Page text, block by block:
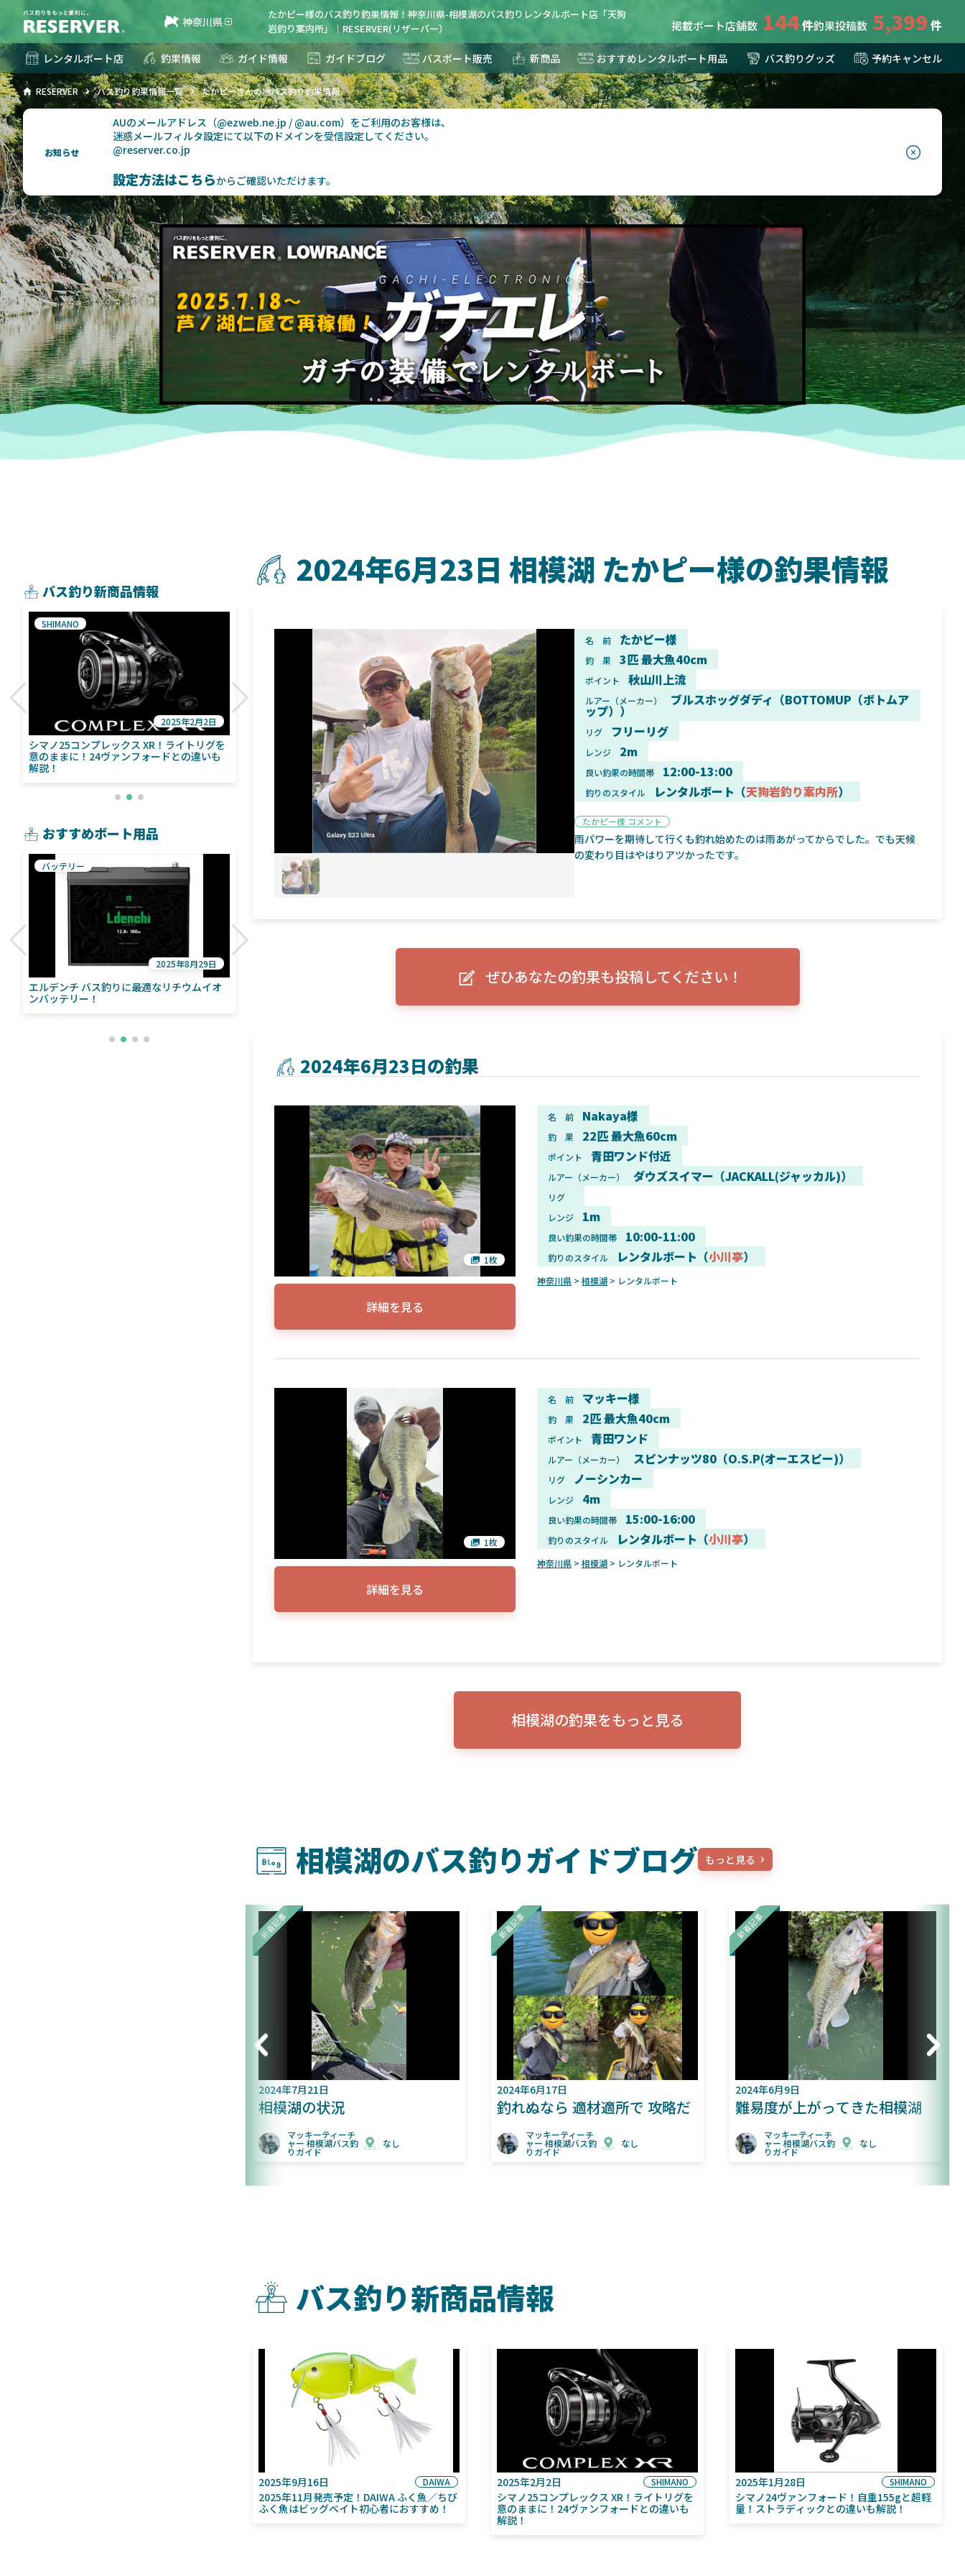
神奈川県
たかピー様のバス釣り釣果情報！神奈川県-相模湖のバス釣りレンタルボート店「天狗
岩釣り案内所」｜RESERVER(リザーバー）
掲載ボート店舗数 144 釣果投稿数 5,399
レンタルボート店 釣果情報 ガイド情報 ガイドブログ バスボート販売 新商品 おすすめレンタルボート用品 バス釣りグッズ 予約キャンセル
RESERVER バス釣り釣果情報一覧 たかピーさんの地バス釣り釣果情報
お知らせ
AUのメールアドレス（@ezweb.ne.jp / @au.com）をご利用のお客様は、
迷惑メールフィルタ設定にて以下のドメインを受信設定してください。
@reserver.co.jp
設定方法はこちらからご確認いただけます。
2024年6月23日 相模湖 たかピー様の釣果情報
名 前 たかピー様
釣 果 3匹 最大魚40cm
ポイント 秋山川上流
ルアー（メーカー） ブルスホッグダディ（BOTTOMUP（ボトムア
ップ））
リグ フリーリグ
レンジ 2m
良い釣果の時間帯 12:00-13:00
釣りのスタイル レンタルボート（天狗岩釣り案内所）
たかピー様 コメント
雨パワーを期待して行くも釣れ始めたのは雨あがってからでした。でも天候
の変わり目はやはりアツかったです。
ぜひあなたの釣果も投稿してください！
2024年6月23日の釣果
1枚
名 前 Nakaya様
釣 果 22匹 最大魚60cm
ポイント 青田ワンド付近
ルアー（メーカー） ダウズスイマー（JACKALL(ジャッカル)）
リグ
レンジ
1m
良い釣果の時間帯 10:00-11:00
釣りのスタイル レンタルボート（小川亭）
神奈川県 > 相模湖 > レンタルボート
詳細を見る
1枚
名 前 マッキー様
釣 果 2匹 最大魚40cm
ポイント 青田ワンド
ルアー（メーカー） スピンナッツ80（O.S.P(オーエスピー)）
リグ ノーシンカー
レンジ 4m
良い釣果の時間帯 15:00-16:00
釣りのスタイル レンタルボート（小川亭）
神奈川県 > 相模湖 > レンタルボート
詳細を見る
相模湖の釣果をもっと見る
相模湖のバス釣りガイドブログ もっと見る
2024年7月21日
相模湖の状況
マッキーティーチ
ャー 相模湖バス釣
りガイド
なし
2024年6月17日
釣れぬなら 適材適所で 攻略だ
マッキーティーチ
ャー 相模湖バス釣
りガイド
なし
2024年6月9日
難易度が上がってきた相模湖
マッキーティーチ
ャー 相模湖バス釣
りガイド
なし
バス釣り新商品情報
2025年9月16日 DAIWA
2025年11月発売予定！DAIWA ふく魚／ちび
ふく魚はビッグベイト初心者におすすめ！
2025年2月2日 SHIMANO
シマノ25コンプレックス XR！ライトリグを
意のままに！24ヴァンフォードとの違いも
解説！
2025年1月28日 SHIMANO
シマノ24ヴァンフォード！自重155gと超軽
量！ストラディックとの違いも解説！
バス釣り新商品情報
シマノ25コンプレックス XR！ライトリグを
意のままに！24ヴァンフォードとの違いも
解説！
SHIMANO
2025年2月2日
シマノ24ヴァンフォード！自重155gと超軽
量！ストラディックとの違いも解説！
2025年1月28日
2025年11月発売予定！DAIWA ふく魚／ちび
ふく魚はビッグベイト初心者におすすめ！
2025年9月16日
解説！
2025年2月2日
おすすめボート用品
エルデンチ バス釣りに最適なリチウムイオ
ンバッテリー！
バッテリー
2025年8月29日
ライブソナーをより身近に！HOOK REVEAL
ELowrance EAGLE 7/9インチ トリプルショ
ローランス イーグルアイ（EAGLE EYE）イ
ンプレ！ガーミンとの比較も併せてご説明い
たします